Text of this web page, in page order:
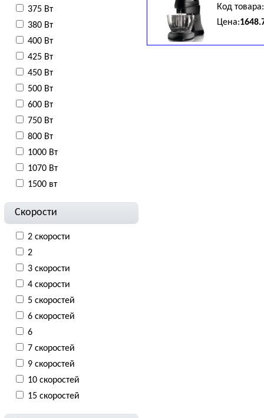
375 Вт
380 Вт
400 Вт
425 Вт
450 Вт
500 Вт
600 Вт
750 Вт
800 Вт
1000 Вт
1070 Вт
1500 вт
Скорости
2 скорости
2
3 скорости
4 скорости
5 скоростей
6 скоростей
6
7 скоростей
9 скоростей
10 скоростей
15 скоростей
Код
Цена: